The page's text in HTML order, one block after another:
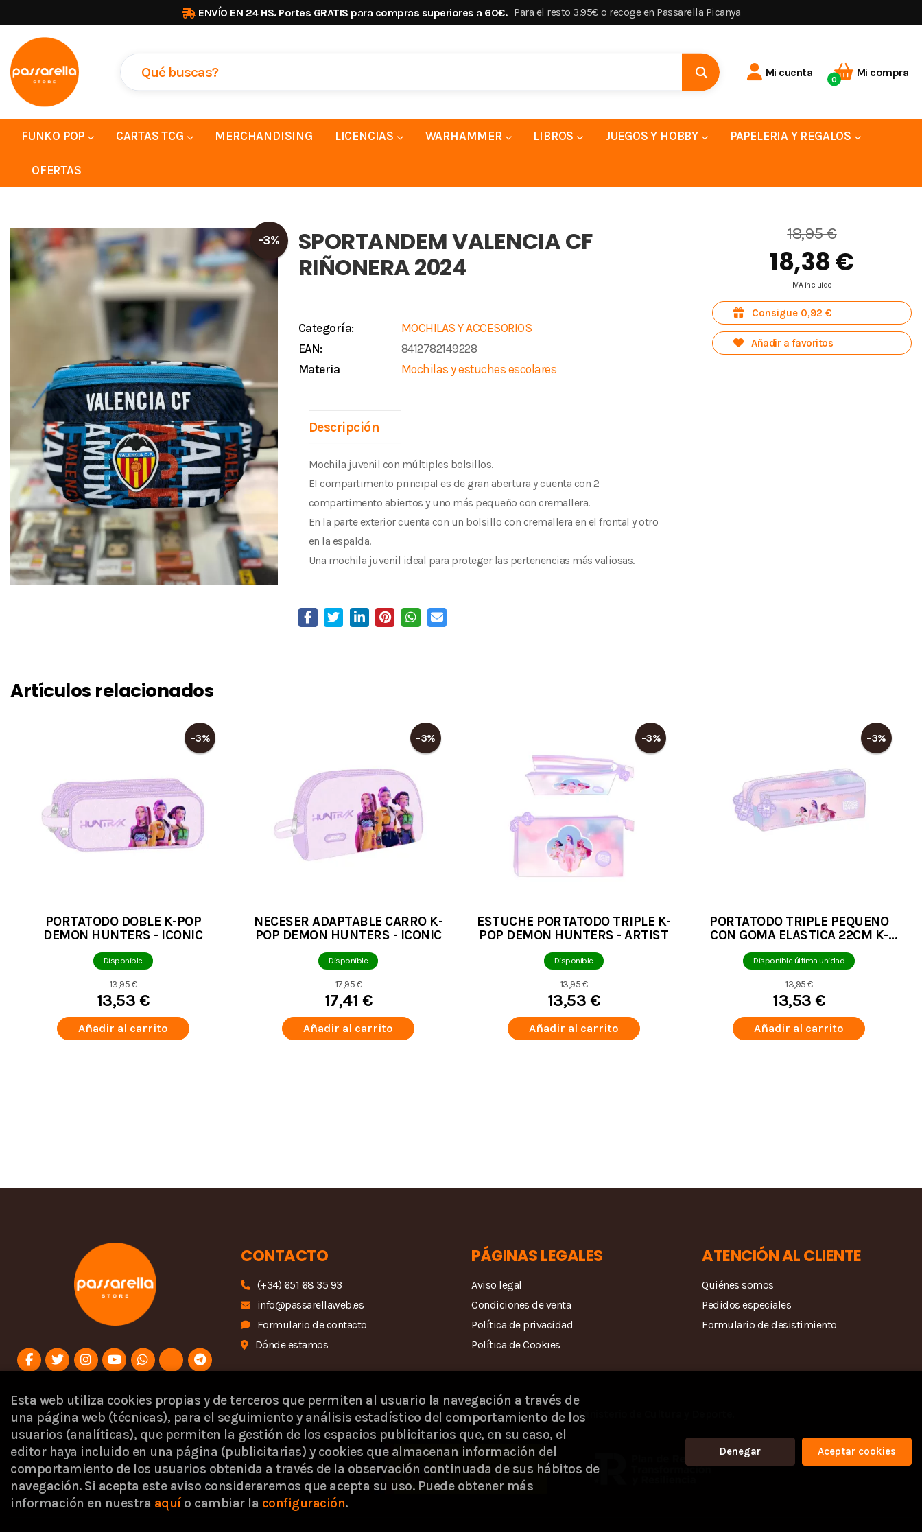
ENVÍO EN 24 HS. Portes GRATIS para compras superiores a 60€. Para el resto 3.95€ o recoge en Passarella Picanya
Mi cuenta Mi compra
0
FUNKO POP CARTAS TCG MERCHANDISING LICENCIAS WARHAMMER LIBROS JUEGOS Y HOBBY PAPELERIA Y REGALOS
OFERTAS
-3%
SPORTANDEM VALENCIA CF
RIÑONERA 2024
Categoría:
MOCHILAS Y ACCESORIOS
EAN:
8412782149228
Materia
Mochilas y estuches escolares
Descripción
Mochila juvenil con múltiples bolsillos.
El compartimento principal es de gran abertura y cuenta con 2
compartimento abiertos y uno más pequeño con cremallera.
En la parte exterior cuenta con un bolsillo con cremallera en el frontal y otro
en la espalda.
Una mochila juvenil ideal para proteger las pertenencias más valiosas.
18,95 €
18,38 €
IVA incluido
Consigue 0,92 €
Añadir a favoritos
Artículos relacionados
-3%
PORTATODO DOBLE K-POP
DEMON HUNTERS - ICONIC
Disponible
13,95 €
13,53 €
Añadir al carrito
-3%
NECESER ADAPTABLE CARRO K-
POP DEMON HUNTERS - ICONIC
Disponible
17,95 €
17,41 €
Añadir al carrito
-3%
ESTUCHE PORTATODO TRIPLE K-
POP DEMON HUNTERS - ARTIST
Disponible
13,95 €
13,53 €
Añadir al carrito
-3%
PORTATODO TRIPLE PEQUEÑO
CON GOMA ELASTICA 22CM K-
POP DEMON HUNTERS
Disponible última unidad
13,95 €
13,53 €
Añadir al carrito
CONTACTO
(+34) 651 68 35 93
info@passarellaweb.es
Formulario de contacto
Dónde estamos
PÁGINAS LEGALES
Aviso legal
Condiciones de venta
Política de privacidad
Política de Cookies
ATENCIÓN AL CLIENTE
Quiénes somos
Pedidos especiales
Formulario de desistimiento
Proyecto financiado por la Dirección General del Libro y Fomento de la Lectura, Ministerio de Cultura y Deporte.
Esta web utiliza cookies propias y de terceros que permiten al usuario la navegación a través de
una página web (técnicas), para el seguimiento y análisis estadístico del comportamiento de los
usuarios (analíticas), que permiten la gestión de los espacios publicitarios que, en su caso, el
editor haya incluido en una página (publicitarias) y cookies que almacenan información del
comportamiento de los usuarios obtenida a través de la observación continuada de sus hábitos de
navegación. Si acepta este aviso consideraremos que acepta su uso. Puede obtener más
información en nuestra aquío cambiar la configuración.
Denegar Aceptar cookies